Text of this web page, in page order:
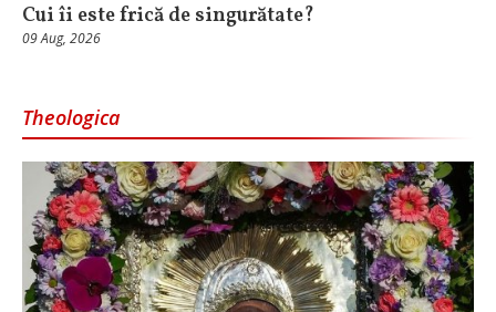
Cui îi este frică de singurătate?
09 Aug, 2026
Theologica